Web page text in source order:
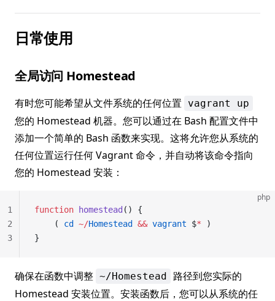
日常使用
全局访问 Homestead
有时您可能希望从文件系统的任何位置 vagrant up
您的 Homestead 机器。您可以通过在 Bash 配置文件中
添加一个简单的 Bash 函数来实现。这将允许您从系统的
任何位置运行任何 Vagrant 命令，并自动将该命令指向
您的 Homestead 安装：
php
function homestead () {
    (
cd ~/Homestead && vagrant $* )
}
1
2
3
确保在函数中调整 ~/Homestead
路径到您实际的
Homestead 安装位置。安装函数后，您可以从系统的任